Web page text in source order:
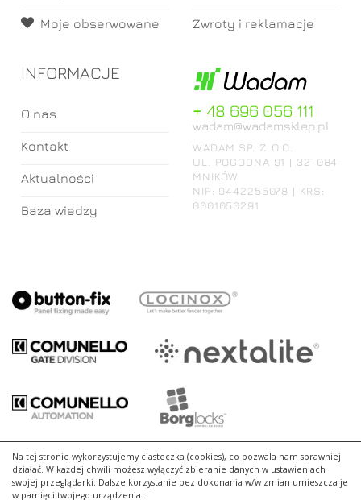
Na tej stronie wykorzystujemy ciasteczka (cookies), co pozwala nam sprawniej
działać. W każdej chwili możesz wyłączyć zbieranie danych w ustawieniach
swojej przeglądarki. Dalsze korzystanie bez dokonania w/w zmian umieszcza je
w pamięci twojego urządzenia.
Moje obserwowane Zwroty i reklamacje
INFORMACJE
O nas
Kontakt
Aktualności
Baza wiedzy
+ 48 696 056 111
wadam@wadamsklep.pl
WADAM SP. Z O.O.
UL. POGODNA 91 | 32-084
MNIKÓW
NIP: 9442255078 | KRS:
0001050291